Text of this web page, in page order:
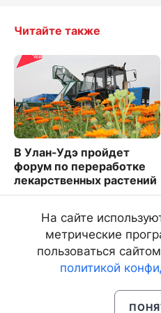
Читайте также
В Улан-Удэ пройдет
форум по переработке
лекарственных растений
На сайте
метрические
пользоваться
политикой